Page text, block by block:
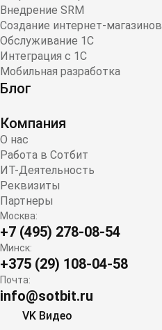
Внедрение SRM
Создание интернет-магазинов
Обслуживание 1С
Интеграция с 1С
Мобильная разработка
Блог
Компания
О нас
Работа в Сотбит
ИТ-Деятельность
Реквизиты
Партнеры
Москва:
+7 (495) 278-08-54
Минск:
+375 (29) 108-04-58
Почта:
info@sotbit.ru
VK Видео